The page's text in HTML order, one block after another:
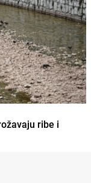
ribe i